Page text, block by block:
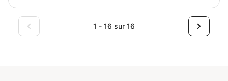
implique : • Améliorer leur grammaire. • Corriger leur
prononciation. • Enrichir leur vocabulaire en apprenant à
utiliser de nouveaux mots et des expressions idiomatiques
1 - 16 sur 16